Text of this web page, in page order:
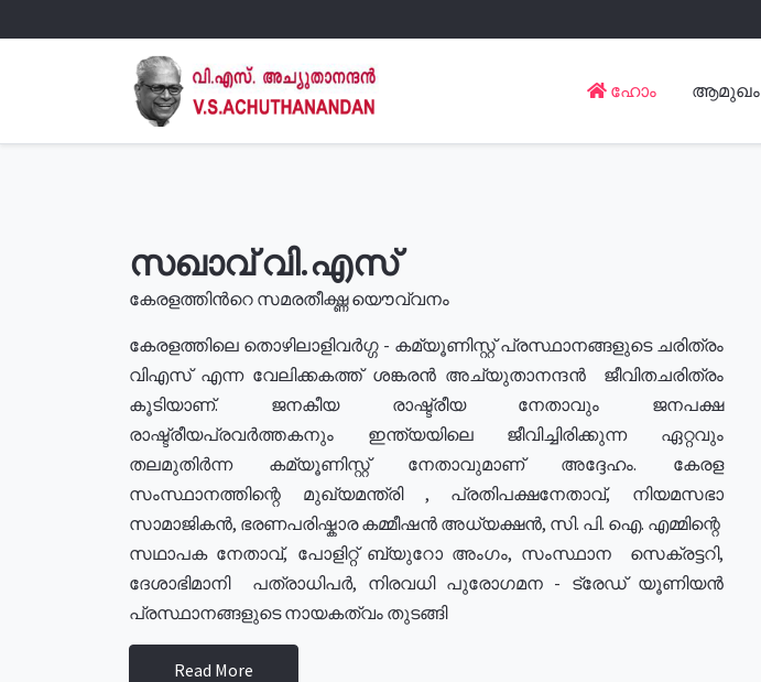
ഹോം ആമുഖം
സഖാവ് വി.എസ്
കേരളത്തിൻറെ സമരതീക്ഷ്ണ യൌവ്വനം
കേരളത്തിലെ തൊഴിലാളിവർഗ്ഗ - കമ്യൂണിസ്റ്റ് പ്രസ്ഥാനങ്ങളുടെ ചരിത്രം
വിഎസ് എന്ന വേലിക്കകത്ത് ശങ്കരൻ അച്യുതാനന്ദൻ ജീവിതചരിത്രം
കൂടിയാണ്. ജനകീയ രാഷ്ട്രീയ നേതാവും ജനപക്ഷ
രാഷ്ട്രീയപ്രവർത്തകനും ഇന്ത്യയിലെ ജീവിച്ചിരിക്കുന്ന ഏറ്റവും
തലമുതിർന്ന കമ്യൂണിസ്റ്റ് നേതാവുമാണ് അദ്ദേഹം. കേരള
സംസ്ഥാനത്തിന്റെ മുഖ്യമന്ത്രി , പ്രതിപക്ഷനേതാവ്, നിയമസഭാ
സാമാജികൻ, ഭരണപരിഷ്കാര കമ്മീഷൻ അധ്യക്ഷൻ, സി. പി. ഐ. എമ്മിന്റെ
സഥാപക നേതാവ്, പോളിറ്റ് ബ്യുറോ അംഗം, സംസ്ഥാന സെക്രട്ടറി,
ദേശാഭിമാനി പത്രാധിപർ, നിരവധി പുരോഗമന - ട്രേഡ് യൂണിയൻ
പ്രസ്ഥാനങ്ങളുടെ നായകത്വം തുടങ്ങി
Read More